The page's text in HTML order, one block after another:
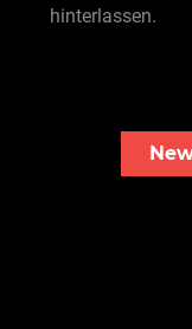
hinterlassen.